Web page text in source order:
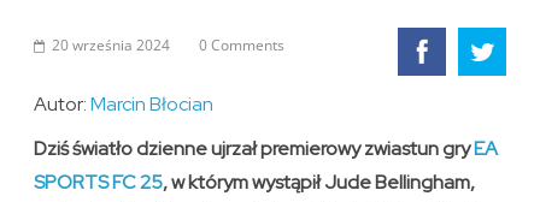
20 września 2024 0 Comments
Autor:Marcin Błocian
Dziś światło dzienne ujrzał premierowy zwiastun gryEA
SPORTS FC 25, w którym wystąpił Jude Bellingham,